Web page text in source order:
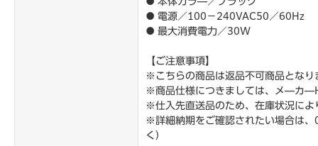
● 本体カラ―／ブラック
● 電源／100－240VAC50／60Hz
● 最大消費電力／30W
【ご注意事項】
※こちらの商品は返品不可商品となり
※商品仕様につきましては、メ―カ
※仕入先直送品のため、在庫状況に
※詳細納期をご確認されたい場合は
く）